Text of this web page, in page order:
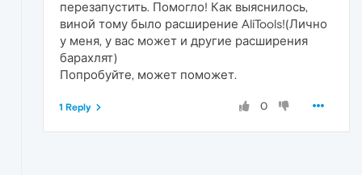
перезапустить. Помогло! Как выяснилось,
виной тому было расширение AliTools!(Лично
у меня, у вас может и другие расширения
барахлят)
Попробуйте, может поможет.
0
1 Reply